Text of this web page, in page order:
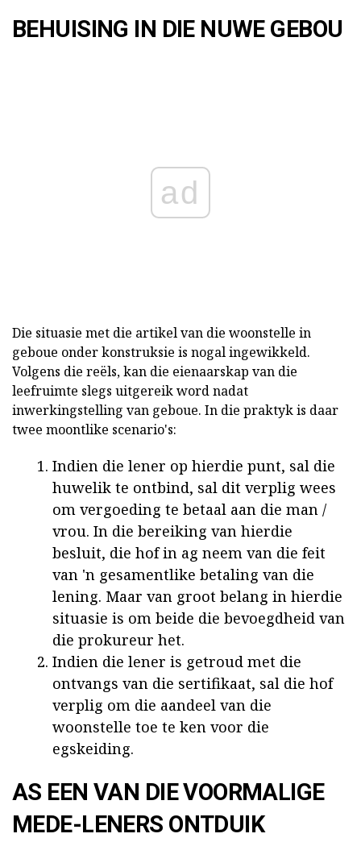
BEHUISING IN DIE NUWE GEBOU
ad
Die situasie met die artikel van die woonstelle in
geboue onder konstruksie is nogal ingewikkeld.
Volgens die reëls, kan die eienaarskap van die
leefruimte slegs uitgereik word nadat
inwerkingstelling van geboue. In die praktyk is daar
twee moontlike scenario's:
Indien die lener op hierdie punt, sal die
huwelik te ontbind, sal dit verplig wees
om vergoeding te betaal aan die man /
vrou. In die bereiking van hierdie
besluit, die hof in ag neem van die feit
van 'n gesamentlike betaling van die
lening. Maar van groot belang in hierdie
situasie is om beide die bevoegdheid van
die prokureur het.
Indien die lener is getroud met die
ontvangs van die sertifikaat, sal die hof
verplig om die aandeel van die
woonstelle toe te ken voor die
egskeiding.
AS EEN VAN DIE VOORMALIGE
MEDE-LENERS ONTDUIK